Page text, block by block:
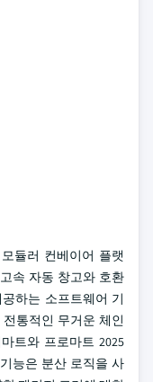
듈러 컨베이어 플랫
속 자동 창고와 호환
하는 소프트웨어 기
통적인 무거운 체인
트와 프로마트 2025
능은 분산 로직을 사